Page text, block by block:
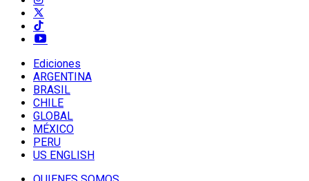
Ediciones
ARGENTINA
BRASIL
CHILE
GLOBAL
MÉXICO
PERU
US ENGLISH